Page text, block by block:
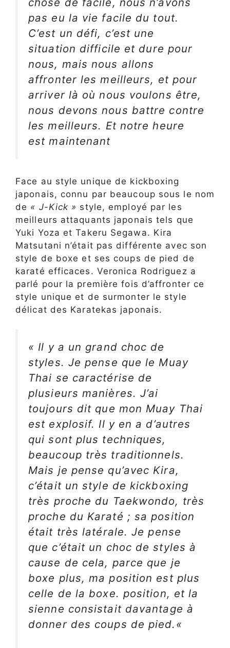
pas eu la vie facile du tout.
C’est un défi, c’est une
situation difficile et dure pour
nous, mais nous allons
affronter les meilleurs, et pour
arriver là où nous voulons être,
nous devons nous battre contre
les meilleurs. Et notre heure
est maintenant
Face au style unique de kickboxing
japonais, connu par beaucoup sous le nom
de « J-Kick » style, employé par les
meilleurs attaquants japonais tels que
Yuki Yoza et Takeru Segawa. Kira
Matsutani n’était pas différente avec son
style de boxe et ses coups de pied de
karaté efficaces. Veronica Rodriguez a
parlé pour la première fois d’affronter ce
style unique et de surmonter le style
délicat des Karatekas japonais.
« Il y a un grand choc de
styles. Je pense que le Muay
Thai se caractérise de
plusieurs manières. J’ai
toujours dit que mon Muay Thai
est explosif. Il y en a d’autres
qui sont plus techniques,
beaucoup très traditionnels.
Mais je pense qu’avec Kira,
c’était un style de kickboxing
très proche du Taekwondo, très
proche du Karaté ; sa position
était très latérale. Je pense
que c’était un choc de styles à
cause de cela, parce que je
boxe plus, ma position est plus
celle de la boxe. position, et la
sienne consistait davantage à
donner des coups de pied. «